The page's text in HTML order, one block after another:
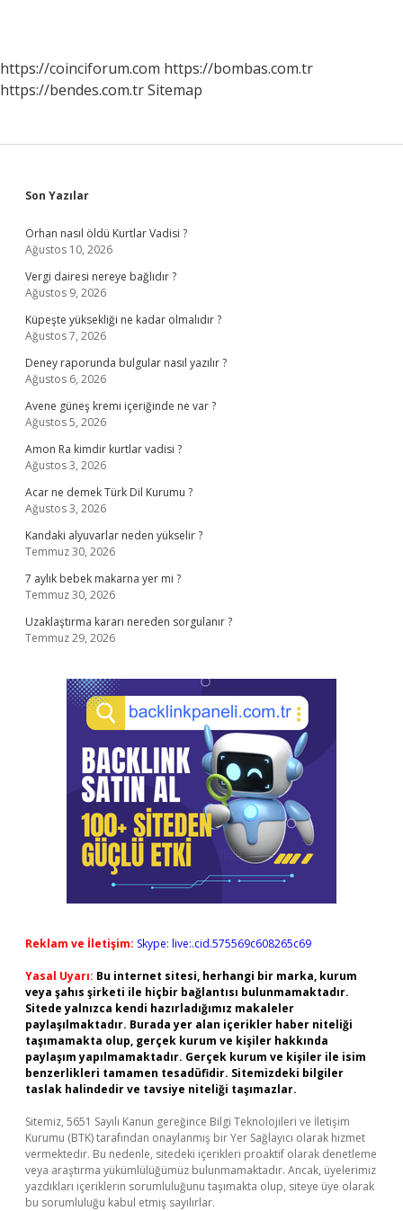
https://coinciforum.com https://bombas.com.tr
https://bendes.com.trSitemap
Sidebar
Son Yazılar
Orhan nasıl öldü Kurtlar Vadisi ?
Ağustos 10, 2026
Vergi dairesi nereye bağlıdır ?
Ağustos 9, 2026
Küpeşte yüksekliği ne kadar olmalıdır ?
Ağustos 7, 2026
Deney raporunda bulgular nasıl yazılır ?
Ağustos 6, 2026
Avene güneş kremi içeriğinde ne var ?
Ağustos 5, 2026
Amon Ra kimdir kurtlar vadisi ?
Ağustos 3, 2026
Acar ne demek Türk Dil Kurumu ?
Ağustos 3, 2026
Kandaki alyuvarlar neden yükselir ?
Temmuz 30, 2026
7 aylık bebek makarna yer mi ?
Temmuz 30, 2026
Uzaklaştırma kararı nereden sorgulanır ?
Temmuz 29, 2026
Reklam ve İletişim: Skype: live:.cid.575569c608265c69
Yasal Uyarı: Bu internet sitesi, herhangi bir marka, kurum
veya şahıs şirketi ile hiçbir bağlantısı bulunmamaktadır.
Sitede yalnızca kendi hazırladığımız makaleler
paylaşılmaktadır. Burada yer alan içerikler haber niteliği
taşımamakta olup, gerçek kurum ve kişiler hakkında
paylaşım yapılmamaktadır. Gerçek kurum ve kişiler ile isim
benzerlikleri tamamen tesadüfidir. Sitemizdeki bilgiler
taslak halindedir ve tavsiye niteliği taşımazlar.
Sitemiz, 5651 Sayılı Kanun gereğince Bilgi Teknolojileri ve İletişim
Kurumu (BTK) tarafından onaylanmış bir Yer Sağlayıcı olarak hizmet
vermektedir. Bu nedenle, sitedeki içerikleri proaktif olarak denetleme
veya araştırma yükümlülüğümüz bulunmamaktadır. Ancak, üyelerimiz
yazdıkları içeriklerin sorumluluğunu taşımakta olup, siteye üye olarak
bu sorumluluğu kabul etmiş sayılırlar.